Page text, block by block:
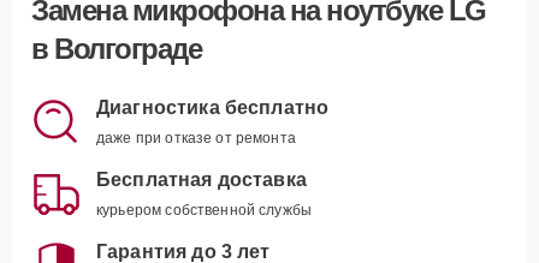
Замена микрофонана ноутбуке LG
в Волгограде
Диагностика бесплатно
даже при отказе от ремонта
Бесплатная доставка
курьером собственной службы
Гарантия до 3 лет